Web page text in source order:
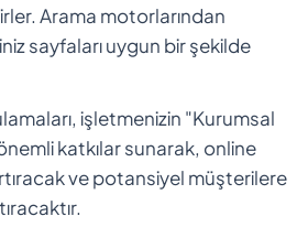
Arama motorlarından
sayfaları uygun bir şekilde
işletmenizin "Kurumsal
katkılar sunarak, online
ve potansiyel müşterilere